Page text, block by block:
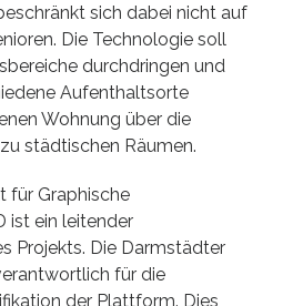
sich dabei nicht auf
Die Technologie soll
durchdringen und
Aufenthaltsorte
Wohnung über die
städtischen Räumen.
für Graphische
ist ein leitender
Projekts. Die Darmstädter
für die
der Plattform. Dies